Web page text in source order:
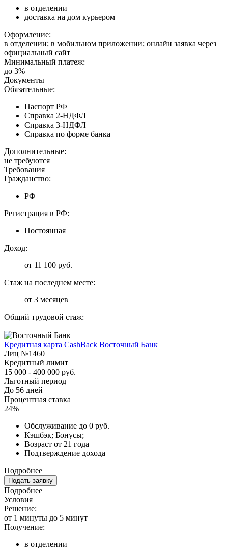
в отделении
доставка на дом курьером
Оформление:
в отделении; в мобильном приложении; онлайн заявка через
официальный сайт
Минимальный платеж:
до 3%
Документы
Обязательные:
Паспорт РФ
Справка 2-НДФЛ
Справка 3-НДФЛ
Справка по форме банка
Дополнительные:
не требуются
Требования
Гражданство:
РФ
Регистрация в РФ:
Постоянная
Доход:
от 11 100 руб.
Стаж на последнем месте:
от 3 месяцев
Общий трудовой стаж:
—
Кредитная карта CashBack Восточный Банк
Лиц №1460
Кредитный лимит
15 000 - 400 000 руб.
Льготный период
До 56 дней
Процентная ставка
24%
Обслуживание до 0 руб.
Кэшбэк; Бонусы;
Возраст от 21 года
Подтверждение дохода
Подробнее
Подать заявку
Подробнее
Условия
Решение:
от 1 минуты до 5 минут
Получение:
в отделении